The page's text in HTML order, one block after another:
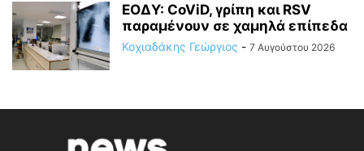
ΕΟΔΥ: CoViD, γρίπη και RSV
παραμένουν σε χαμηλά επίπεδα
Κοχιαδάκης Γεώργιος - 7 Αυγούστου 2026